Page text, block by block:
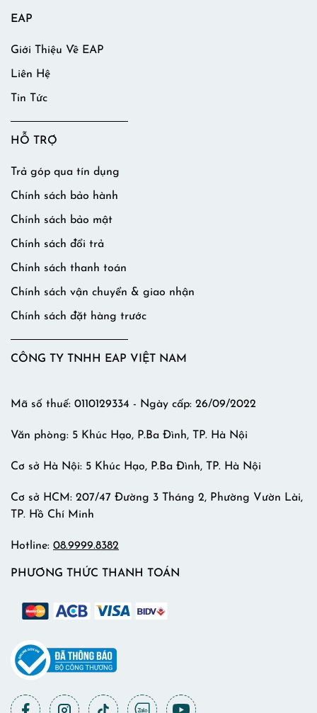
EAP
Giới Thiệu Về EAP
Liên Hệ
Tin Tức
HỖ TRỢ
Trả góp qua tín dụng
Chính sách bảo hành
Chính sách bảo mật
Chính sách đổi trả
Chính sách thanh toán
Chính sách vận chuyển & giao nhận
Chính sách đặt hàng trước
CÔNG TY TNHH EAP VIỆT NAM
Mã số thuế: 0110129334 - Ngày cấp: 26/09/2022
Văn phòng: 5 Khúc Hạo, P.Ba Đình, TP. Hà Nội
Cơ sở Hà Nội: 5 Khúc Hạo, P.Ba Đình, TP. Hà Nội
Cơ sở HCM: 207/47 Đường 3 Tháng 2, Phường Vườn Lài,
TP. Hồ Chí Minh
Hotline: 08.9999.8382
PHƯƠNG THỨC THANH TOÁN